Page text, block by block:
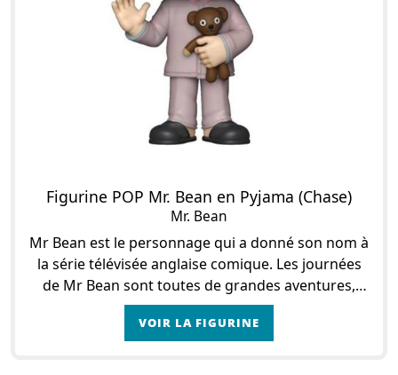
Figurine POP Mr. Bean en Pyjama (Chase)
Mr. Bean
Mr Bean est le personnage qui a donné son nom à
la série télévisée anglaise comique. Les journées
de Mr Bean sont toutes de grandes aventures,
pour notre plus grand plaisir ! Mr Bean, ce sont 1
VOIR LA FIGURINE